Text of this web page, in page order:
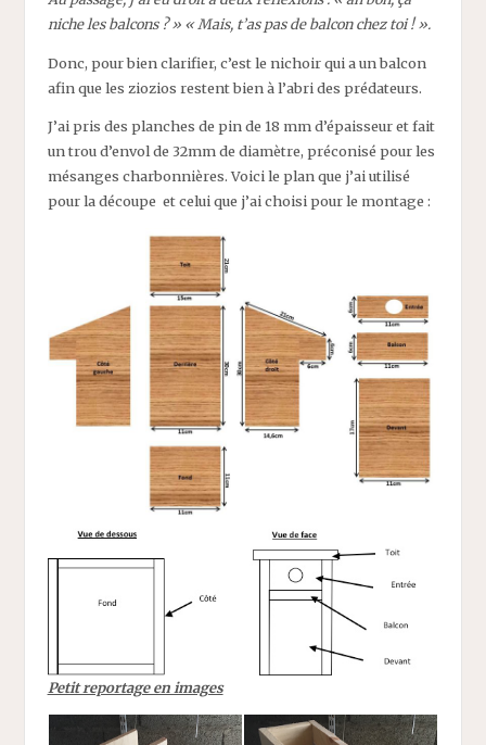
niche les balcons ? » « Mais, t’as pas de balcon chez toi ! ».
Donc, pour bien clarifier, c’est le nichoir qui a un balcon
afin que les ziozios restent bien à l’abri des prédateurs.
J’ai pris des planches de pin de 18 mm d’épaisseur et fait
un trou d’envol de 32mm de diamètre, préconisé pour les
mésanges charbonnières. Voici le plan que j’ai utilisé
pour la découpe et celui que j’ai choisi pour le montage :
Petit reportage en images